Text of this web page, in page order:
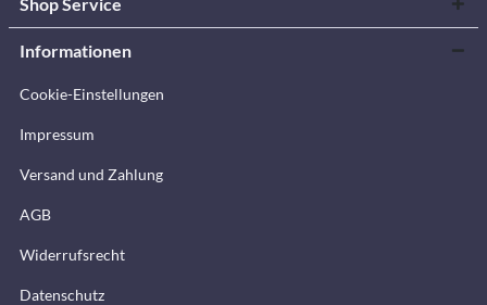
Informationen
Cookie-Einstellungen
Impressum
Versand und Zahlung
AGB
Widerrufsrecht
Datenschutz